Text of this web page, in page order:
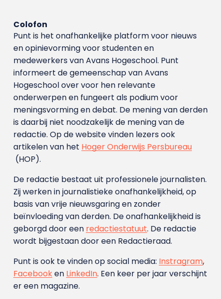
Colofon
Punt is het onafhankelijke platform voor nieuws
en opinievorming voor studenten en
medewerkers van Avans Hoge­school. Punt
informeert de gemeenschap van Avans
Hogeschool over voor hen relevante
onderwerpen en fungeert als podium voor
meningsvorming en debat. De mening van derden
is daarbij niet noodzakelijk de mening van de
redactie. Op de website vinden lezers ook
artikelen van het Hoger Onderwijs Persbureau
(HOP).
De redactie bestaat uit professionele journalisten.
Zij werken in journalistieke onafhankelijkheid, op
basis van vrije nieuwsgaring en zonder
beïnvloeding van derden. De onafhankelijkheid is
geborgd door een redactiestatuut. De redactie
wordt bijgestaan door een Redactieraad.
Punt is ook te vinden op social media: Instragram,
Facebooken LinkedIn. Een keer per jaar verschijnt
er een magazine.